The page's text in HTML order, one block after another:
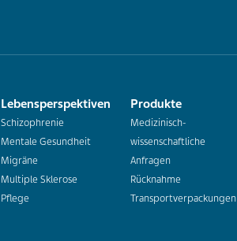
Lebensperspektiven
Schizophrenie
Mentale Gesundheit
Migräne
Multiple Sklerose
Pflege
Produkte
Medizinisch-
wissenschaftliche
Anfragen
Rücknahme
Transportverpackungen